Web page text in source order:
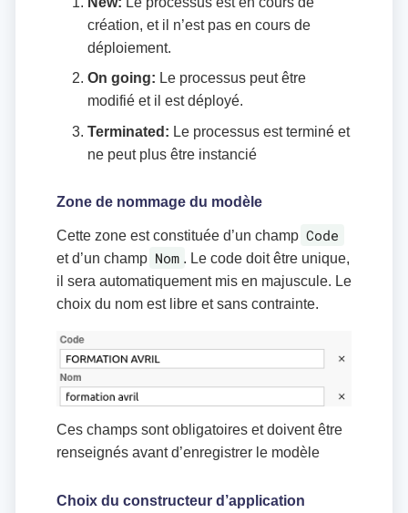
création, et il n’est pas en cours de
déploiement.
On going: Le processus peut être
modifié et il est déployé.
Terminated: Le processus est terminé et
ne peut plus être instancié
Zone de nommage du modèle
Cette zone est constituée d’un champ Code
et d’un champ Nom . Le code doit être unique,
il sera automatiquement mis en majuscule. Le
choix du nom est libre et sans contrainte.
Ces champs sont obligatoires et doivent être
renseignés avant d’enregistrer le modèle
Choix du constructeur d’application